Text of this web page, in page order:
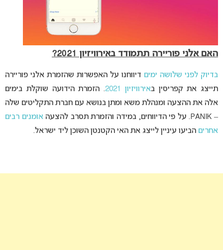
האם אלני פוריירה תתמודד באירוויזיון 2021?
בדיוק לפני שלושה ימים דיווחנו על האפשרות שהזמרת אלני פוריירה
תייצג את קפריסין באירוויזיון 2021
. הזמרת הידועה שוקלת בימים
אלה את ההצעה ומנהלת משא ומתן בנושא עם חברת התקליטים שלה
– PANIK. על פי הדיווחים, במידה והזמרת תסרב להצעה
אומנים רבים
אחרים הביעו עיניין לייצג את האי הקטנטן השוכן ליד ישראל.